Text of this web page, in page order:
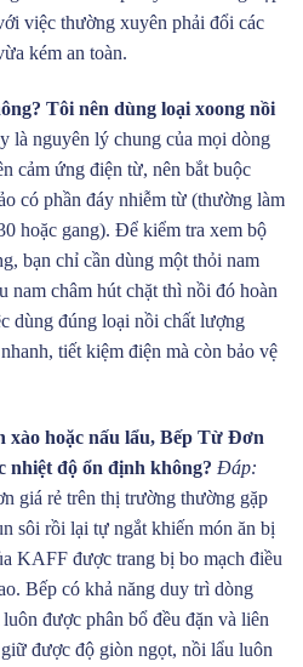
việc thường xuyên phải đổi các
kém an toàn.
Tôi nên dùng loại xoong nồi
là nguyên lý chung của mọi dòng
cảm ứng điện từ, nên bắt buộc
có phần đáy nhiễm từ (thường làm
hoặc gang). Để kiểm tra xem bộ
bạn chỉ cần dùng một thỏi nam
nam châm hút chặt thì nồi đó hoàn
dùng đúng loại nồi chất lượng
tiết kiệm điện mà còn bảo vệ
xào hoặc nấu lẩu, Bếp Từ Đơn
độ ổn định không? Đáp:
giá rẻ trên thị trường thường gặp
sôi rồi lại tự ngắt khiến món ăn bị
KAFF được trang bị bo mạch điều
Bếp có khả năng duy trì dòng
được phân bổ đều đặn và liên
được độ giòn ngọt, nồi lẩu luôn